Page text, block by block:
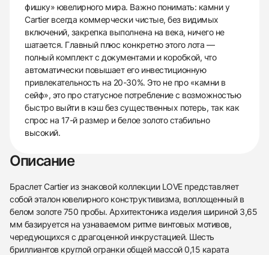
фишку» ювелирного мира. Важно понимать: камни у
Cartier всегда коммерчески чистые, без видимых
включений, закрепка выполнена на века, ничего не
шатается. Главный плюс конкретно этого лота —
полный комплект с документами и коробкой, что
автоматически повышает его инвестиционную
привлекательность на 20-30%. Это не про «камни в
сейф», это про статусное потребление с возможностью
быстро выйти в кэш без существенных потерь, так как
спрос на 17-й размер и белое золото стабильно
высокий.
Описание
Браслет Cartier из знаковой коллекции LOVE представляет
собой эталон ювелирного конструктивизма, воплощенный в
белом золоте 750 пробы. Архитектоника изделия шириной 3,65
мм базируется на узнаваемом ритме винтовых мотивов,
чередующихся с драгоценной инкрустацией. Шесть
бриллиантов круглой огранки общей массой 0,15 карата